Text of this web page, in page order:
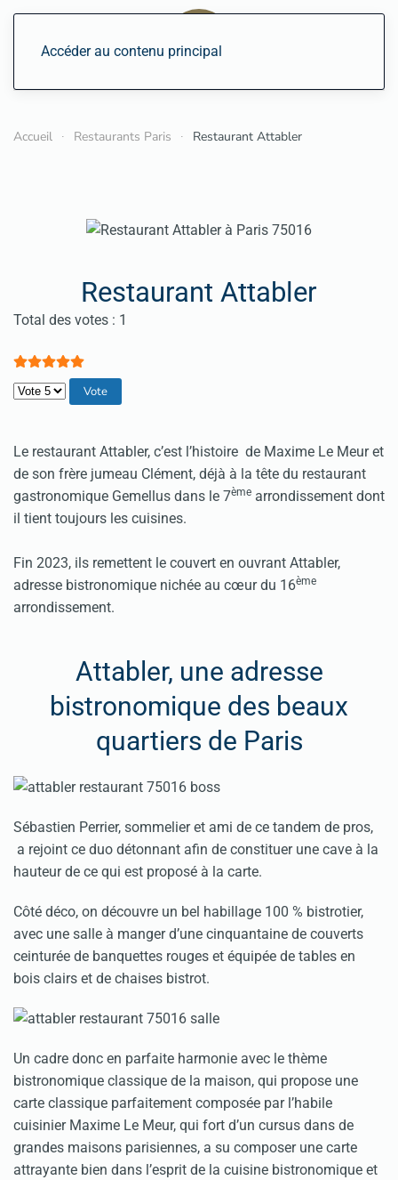
Accéder au contenu principal
Accueil Restaurants Paris Restaurant Attabler
Restaurant Attabler
Vote utilisateur:5/
Total des votes : 1
Veuillez voter
Le restaurant Attabler, c’est l’histoire de Maxime Le Meur et
de son frère jumeau Clément, déjà à la tête du restaurant
gastronomique Gemellus dans le 7ème arrondissement dont
il tient toujours les cuisines.
Fin 2023, ils remettent le couvert en ouvrant Attabler,
adresse bistronomique nichée au cœur du 16ème
arrondissement.
Attabler, une adresse
bistronomique des beaux
quartiers de Paris
Sébastien Perrier, sommelier et ami de ce tandem de pros,
a rejoint ce duo détonnant afin de constituer une cave à la
hauteur de ce qui est proposé à la carte.
Côté déco, on découvre un bel habillage 100 % bistrotier,
avec une salle à manger d’une cinquantaine de couverts
ceinturée de banquettes rouges et équipée de tables en
bois clairs et de chaises bistrot.
Un cadre donc en parfaite harmonie avec le thème
bistronomique classique de la maison, qui propose une
carte classique parfaitement composée par l’habile
cuisinier Maxime Le Meur, qui fort d’un cursus dans de
grandes maisons parisiennes, a su composer une carte
attrayante bien dans l’esprit de la cuisine bistronomique et